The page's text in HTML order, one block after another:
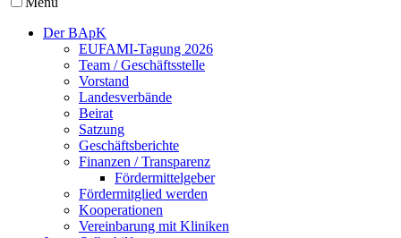
Der BApK
EUFAMI-Tagung 2026
Team / Geschäftsstelle
Vorstand
Landesverbände
Beirat
Satzung
Geschäftsberichte
Finanzen / Transparenz
Fördermittelgeber
Fördermitglied werden
Kooperationen
Vereinbarung mit Kliniken